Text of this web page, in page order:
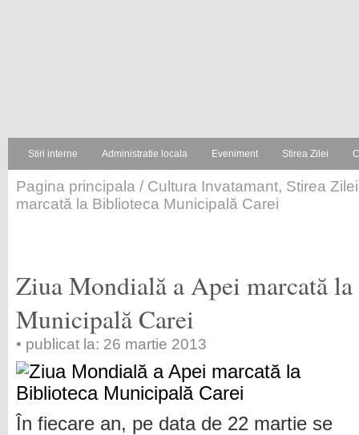
Stiri interne Administratie locala Eveniment Stirea Zilei
Pagina principala / Cultura Invatamant, Stirea Zilei
marcată la Biblioteca Municipală Carei
Ziua Mondială a Apei marcată
Municipală Carei
• publicat la: 26 martie 2013
În fiecare an, pe data de 22 martie se